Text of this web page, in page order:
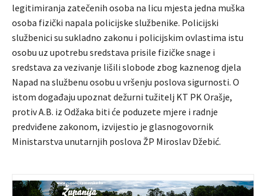
legitimiranja zatečenih osoba na licu mjesta jedna muška
osoba fizički napala policijske službenike. Policijski
službenici su sukladno zakonu i policijskim ovlastima istu
osobu uz upotrebu sredstava prisile fizičke snage i
sredstava za vezivanje lišili slobode zbog kaznenog djela
Napad na službenu osobu u vršenju poslova sigurnosti. O
istom događaju upoznat dežurni tužitelj KT PK Orašje,
protiv A.B. iz Odžaka biti će poduzete mjere i radnje
predviđene zakonom, izvijestio je glasnogovornik
Ministarstva unutarnjih poslova ŽP Miroslav Džebić.